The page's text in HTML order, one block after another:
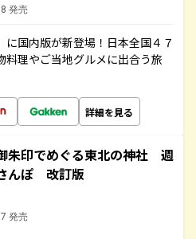
発売
国内版が新登場！日本全国４７
理やご当地グルメに出合う旅
詳細を見る
朱印でめぐる東北の神社 週
んぽ 改訂版
発売